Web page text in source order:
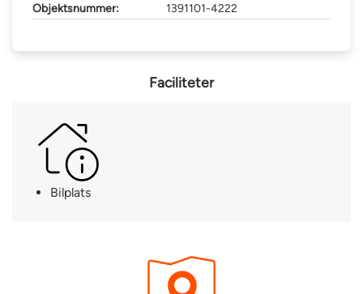
Objektsnummer:
1391101-4222
Faciliteter
Bilplats